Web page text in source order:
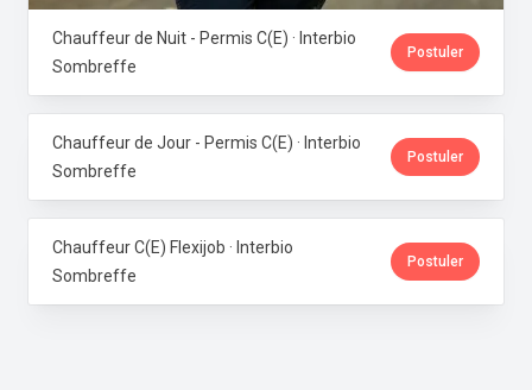
Chauffeur de Nuit - Permis C(E) · Interbio
Sombreffe
Postuler
Chauffeur de Jour - Permis C(E) · Interbio
Sombreffe
Postuler
Chauffeur C(E) Flexijob · Interbio
Sombreffe
Postuler